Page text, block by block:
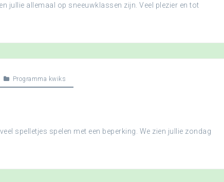
jullie allemaal op sneeuwklassen zijn. Veel plezier en tot
Programma kwiks
spelletjes spelen met een beperking. We zien jullie zondag